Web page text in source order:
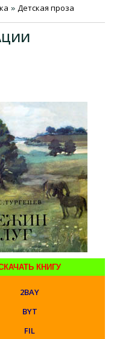
» Детская проза
КНИГУ
2BAY
BYT
FIL